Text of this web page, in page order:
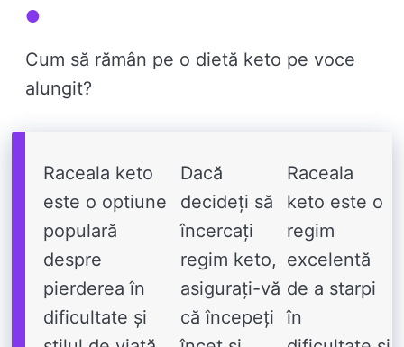
Cum să rămân pe o dietă keto pe voce
alungit?
Raceala keto
este o optiune
populară
despre
pierderea în
dificultate și
Dacă
decideți să
încercați
regim keto,
asigurați-vă
că începeți
Raceala
keto este o
regim
excelentă
de a starpi
în